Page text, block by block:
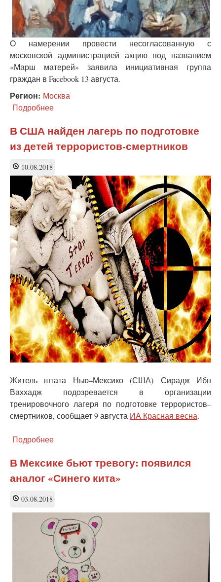
О намерении провести несогласованную с
московской администрацией акцию под названием
«Марш матерей» заявила инициативная группа
граждан в Facebook 13 августа.
Регион: Москва
Подробнее
же
дети»
—
защищают
подозреваемых
в
экстремизме
В США найден лагерь по подготовке
из детей террористов-смертников
10.08.2018
Житель штата Нью–Мексико (США) Сирадж Ибн
Ваххадж подозревается в организации
тренировочного лагеря по подготовке террористов–
смертников, сообщает 9 августа ИА Красная весна.
Подробнее
США
найден
лагерь
детей
террористов-
смертников
В Мексике бьют тревогу: появился
аналог «Синего кита»
03.08.2018